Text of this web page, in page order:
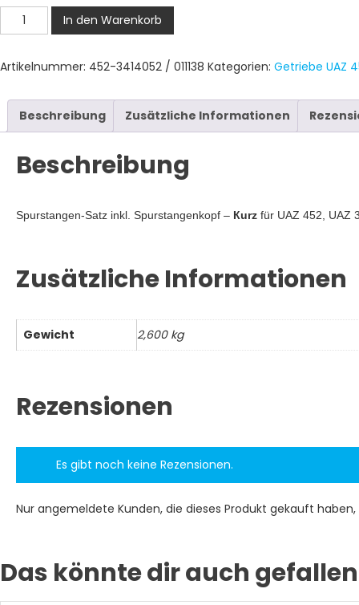
Spurstange
kurz
Spurstangenkopfen
452
Menge
In den Warenkorb
Artikelnummer: 452-3414052 / 011138 Kategorien: Getriebe UAZ
Beschreibung Zusätzliche Informationen
Beschreibung
Spurstangen-Satz inkl. Spurstangenkopf – Кurz für UAZ 452, UAZ
Zusätzliche Informationen
Gewicht 2,600 kg
Rezensionen
Es gibt noch keine Rezensionen.
Nur angemeldete Kunden, die dieses Produkt gekauft
Das könnte dir auch